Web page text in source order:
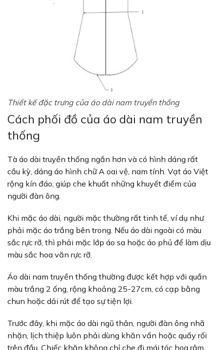
Thiết kế đặc trưng của áo dài nam truyền thống
Cách phối đồ của áo dài nam truyền
thống
Tà áo dài truyền thống ngắn hơn và có hình dáng rất
cầu kỳ, dáng áo hình chữ A oai vệ, nam tính. Vạt áo Việt
rộng kín đáo, giúp che khuất những khuyết điểm của
người đàn ông.
Khi mặc áo dài, người mặc thường rất tinh tế, ví dụ như
phải mặc áo trắng bên trong. Nếu áo dài ngoài có màu
sắc rực rỡ, thì phải mặc lớp áo sa hoặc áo phủ để làm dịu
màu sắc hoa văn rực rỡ.
Áo dài nam truyền thống thường được kết hợp với quần
màu trắng 2 ống, rộng khoảng 25-27cm, có cạp bằng
chun hoặc dải rút để tạo sự tiện lợi.
Trước đây, khi mặc áo dài ngũ thân, người đàn ông nhã
nhặn, lịch thiệp luôn phải dùng khăn vấn hoặc quấy rối
trên đầu. Chiếc khăn không chỉ che đi mái tóc hoa râm,